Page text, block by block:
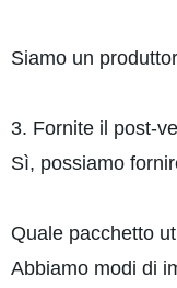
Siamo un
3. Fornite il post-
Sì, possiamo
Quale pacchetto
Abbiamo modi di